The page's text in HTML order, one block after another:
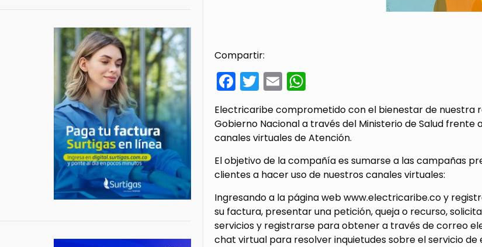
Compartir:
Facebook
Twitter
Email
Electricaribe comprometido con el bienestar de nuestra
Gobierno Nacional a través del Ministerio de Salud frente
canales virtuales de Atención.
El objetivo de la compañía es sumarse a las campañas
clientes a hacer uso de nuestros canales virtuales:
Ingresando a la página web www.electricaribe.co y
su factura, presentar una petición, queja o recurso,
servicios y registrarse para obtener a través de correo
chat virtual para resolver inquietudes sobre el servicio